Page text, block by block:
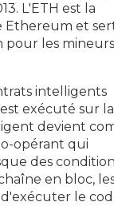
L'ETH est la
Ethereum et
pour les
intelligents
exécuté sur la
devient
opérant qui
des
en bloc,
le